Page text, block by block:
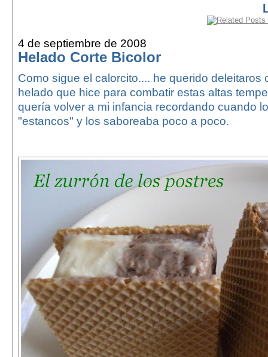
4 de septiembre de 2008
Helado Corte Bicolor
Como sigue el calorcito.... he querido deleitaros
helado que hice para combatir estas altas
quería volver a mi infancia recordando cuando
"estancos" y los saboreaba poco a poco.